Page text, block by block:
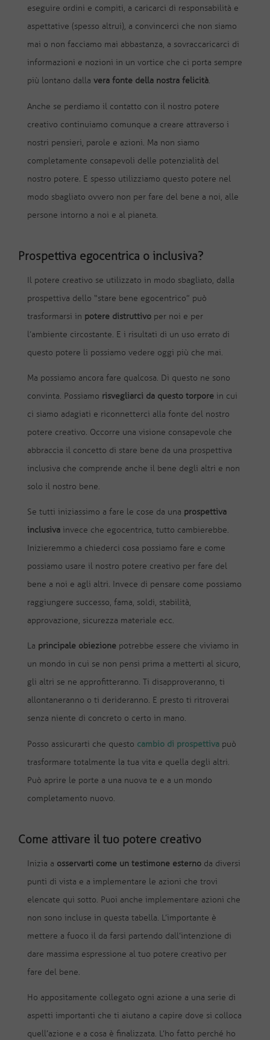
eseguire ordini e compiti, a caricarci di responsabilità e
aspettative (spesso altrui), a convincerci che non siamo
mai o non facciamo mai abbastanza, a sovraccaricarci di
informazioni e nozioni in un vortice che ci porta sempre
più lontano dalla vera fonte della nostra felicità.
Anche se perdiamo il contatto con il nostro potere
creativo continuiamo comunque a creare attraverso i
nostri pensieri, parole e azioni. Ma non siamo
completamente consapevoli delle potenzialità del
nostro potere. E spesso utilizziamo questo potere nel
modo sbagliato ovvero non per fare del bene a noi, alle
persone intorno a noi e al pianeta.
Prospettiva egocentrica o inclusiva?
Il potere creativo se utilizzato in modo sbagliato, dalla
prospettiva dello “stare bene egocentrico” può
trasformarsi in potere distruttivo per noi e per
l’ambiente circostante. E i risultati di un uso errato di
questo potere li possiamo vedere oggi più che mai.
Ma possiamo ancora fare qualcosa. Di questo ne sono
convinta. Possiamo risvegliarci da questo torpore in cui
ci siamo adagiati e riconnetterci alla fonte del nostro
potere creativo. Occorre una visione consapevole che
abbraccia il concetto di stare bene da una prospettiva
inclusiva che comprende anche il bene degli altri e non
solo il nostro bene.
Se tutti iniziassimo a fare le cose da una prospettiva
inclusiva invece che egocentrica, tutto cambierebbe.
Inizieremmo a chiederci cosa possiamo fare e come
possiamo usare il nostro potere creativo per fare del
bene a noi e agli altri. Invece di pensare come possiamo
raggiungere successo, fama, soldi, stabilità,
approvazione, sicurezza materiale ecc.
La principale obiezione potrebbe essere che viviamo in
un mondo in cui se non pensi prima a metterti al sicuro,
gli altri se ne approfitteranno. Ti disapproveranno, ti
allontaneranno o ti derideranno. E presto ti ritroverai
senza niente di concreto o certo in mano.
Posso assicurarti che questo cambio di prospettiva può
trasformare totalmente la tua vita e quella degli altri.
Può aprire le porte a una nuova te e a un mondo
completamento nuovo.
Come attivare il tuo potere creativo
Inizia a osservarti come un testimone esterno da diversi
punti di vista e a implementare le azioni che trovi
elencate qui sotto. Puoi anche implementare azioni che
non sono incluse in questa tabella. L’importante è
mettere a fuoco il da farsi partendo dall’intenzione di
dare massima espressione al tuo potere creativo per
fare del bene.
Ho appositamente collegato ogni azione a una serie di
aspetti importanti che ti aiutano a capire dove si colloca
quell’azione e a cosa è finalizzata. L’ho fatto perché ho